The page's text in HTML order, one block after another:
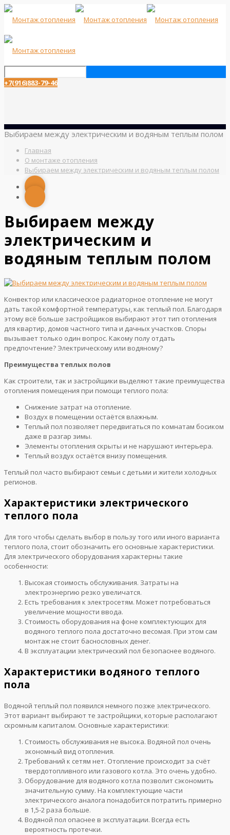
+7(916)883-79-46
Выбираем между электрическим и водяным теплым полом
Главная
О монтаже отопления
Выбираем между электрическим и водяным теплым полом
Выбираем между
электрическим и
водяным теплым полом
Конвектор или классическое радиаторное отопление не могут
дать такой комфортной температуры, как теплый пол. Благодаря
этому всё больше застройщиков выбирают этот тип отопления
для квартир, домов частного типа и дачных участков. Споры
вызывает только один вопрос. Какому полу отдать
предпочтение? Электрическому или водяному?
Преимущества теплых полов
Как строители, так и застройщики выделяют такие преимущества
отопления помещения при помощи теплого пола:
Снижение затрат на отопление.
Воздух в помещении остаётся влажным.
Теплый пол позволяет передвигаться по комнатам босиком
даже в разгар зимы.
Элементы отопления скрыты и не нарушают интерьера.
Теплый воздух остаётся внизу помещения.
Теплый пол часто выбирают семьи с детьми и жители холодных
регионов.
Характеристики электрического
теплого пола
Для того чтобы сделать выбор в пользу того или иного варианта
теплого пола, стоит обозначить его основные характеристики.
Для электрического оборудования характерны такие
особенности:
Высокая стоимость обслуживания. Затраты на
электроэнергию резко увеличатся.
Есть требования к электросетям. Может потребоваться
увеличение мощности ввода.
Стоимость оборудования на фоне комплектующих для
водяного теплого пола достаточно весомая. При этом сам
монтаж не стоит баснословных денег.
В эксплуатации электрический пол безопаснее водяного.
Характеристики водяного теплого
пола
Водяной теплый пол появился немного позже электрического.
Этот вариант выбирают те застройщики, которые располагают
скромным капиталом. Основные характеристики:
Стоимость обслуживания не высока. Водяной пол очень
экономный вид отопления.
Требований к сетям нет. Отопление происходит за счёт
твердотопливного или газового котла. Это очень удобно.
Оборудование для водяного котла позволит сэкономить
значительную сумму. На комплектующие части
электрического аналога понадобится потратить примерно
в 1,5-2 раза больше.
Водяной пол опаснее в эксплуатации. Всегда есть
вероятность протечки.